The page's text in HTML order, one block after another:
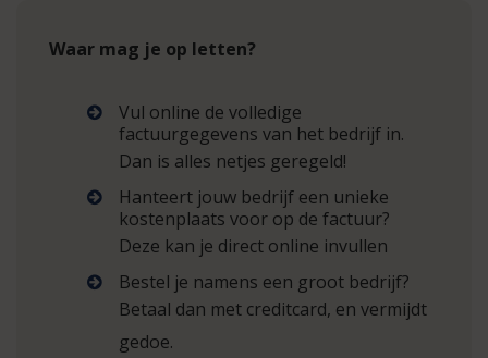
Waar mag je op letten?
Vul online de volledige
factuurgegevens van het bedrijf in.
Dan is alles netjes geregeld!
Hanteert jouw bedrijf een unieke
kostenplaats voor op de factuur?
Deze kan je direct online invullen
Bestel je namens een groot bedrijf?
Betaal dan met creditcard, en vermijdt
gedoe.